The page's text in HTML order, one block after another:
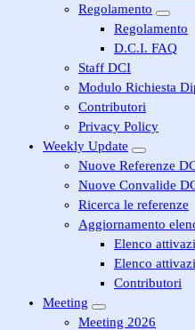
Regolamento
Regolamento
D.C.I. FAQ
Staff DCI
Modulo Richiesta
Contributori
Privacy Policy
Weekly Update
Nuove Referenze
Nuove Convalide
Ricerca le referenze
Aggiornamento
Elenco
Elenco
Contributori
Meeting
Meeting 2026